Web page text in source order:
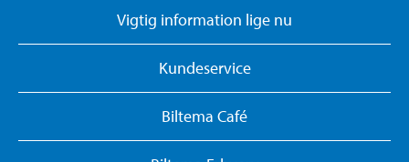
Vigtig information lige nu
Kundeservice
Biltema Café